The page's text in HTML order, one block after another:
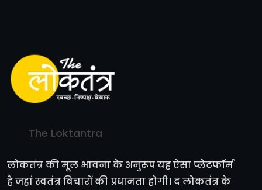
The Loktantra
लोकतंत्र की मूल भावना के अनुरूप यह ऐसा प्लेटफॉर्म
है जहां स्वतंत्र विचारों की प्रधानता होगी। द लोकतंत्र के